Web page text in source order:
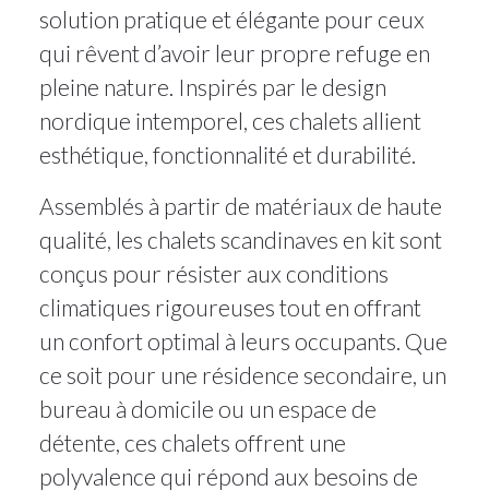
solution pratique et élégante pour ceux
qui rêvent d’avoir leur propre refuge en
pleine nature. Inspirés par le design
nordique intemporel, ces chalets allient
esthétique, fonctionnalité et durabilité.
Assemblés à partir de matériaux de haute
qualité, les chalets scandinaves en kit sont
conçus pour résister aux conditions
climatiques rigoureuses tout en offrant
un confort optimal à leurs occupants. Que
ce soit pour une résidence secondaire, un
bureau à domicile ou un espace de
détente, ces chalets offrent une
polyvalence qui répond aux besoins de